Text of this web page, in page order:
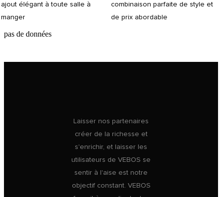
ajout élégant à toute salle à
manger
combinaison parfaite de style et
de prix abordable
pas de données
Laisser nos partenaires
créer de la richesse et
s'enrichir, et laisser les
utilisateurs de VEBOS se
sentir à l'aise est notre
objectif constant. VEBOS